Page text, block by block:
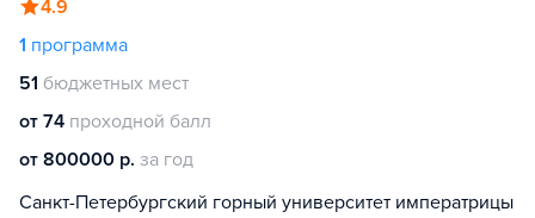
4.9
1 программа
51 бюджетных мест
от 74 проходной балл
от 800000 р. за год
Санкт-Петербургский горный университет императрицы